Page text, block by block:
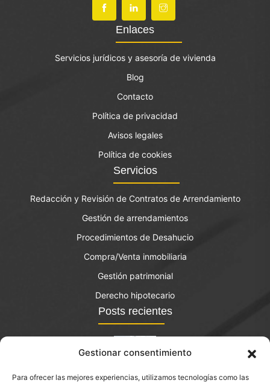
Gestionar consentimiento
Para ofrecer las mejores experiencias, utilizamos tecnologías como las
Enlaces
Servicios jurídicos y asesoría de vivienda
Blog
Contacto
Política de privacidad
Avisos legales
Política de cookies
Servicios
Redacción y Revisión de Contratos de Arrendamiento
Gestión de arrendamientos
Procedimientos de Desahucio
Compra/Venta inmobiliaria
Gestión patrimonial
Derecho hipotecario
Posts recientes